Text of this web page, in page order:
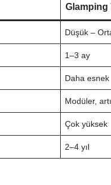
Glamping
Düşük –
1–3 ay
Daha esnek
Modüler,
Çok yüksek
2–4 yıl